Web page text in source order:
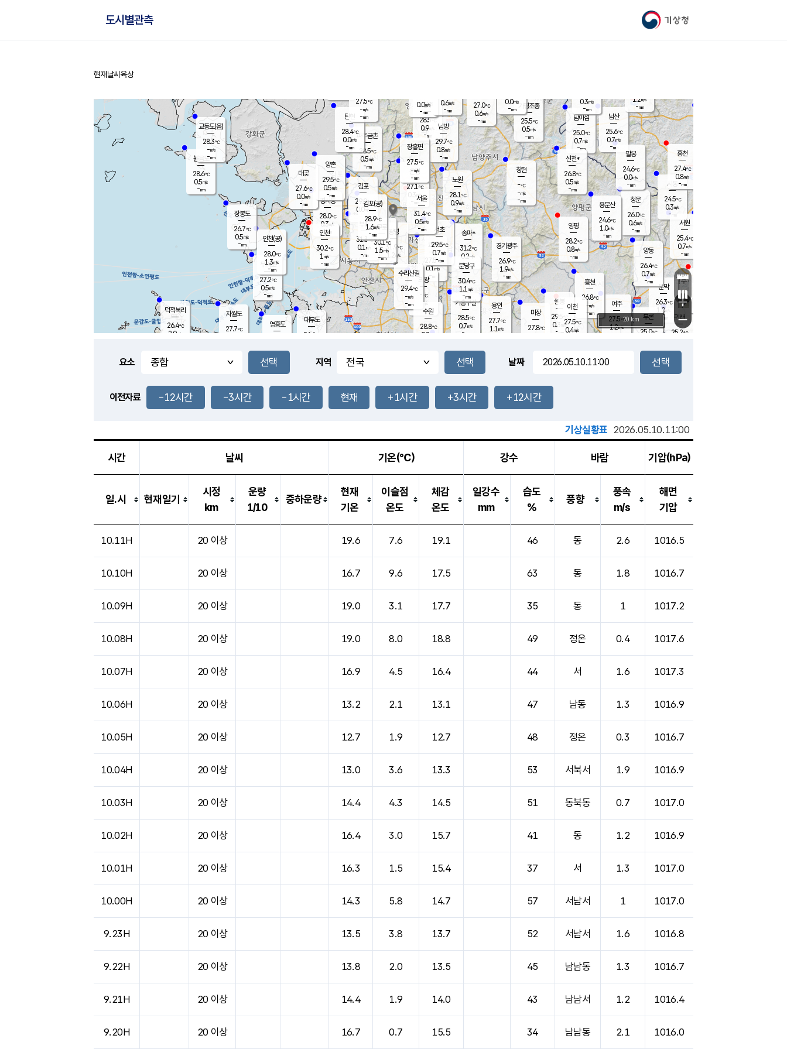
기상청
도시별관측
홈
현재날씨 육상
풍도
0.1m/s
문막
26.3℃
1.0m/s
mm
남이섬
25.0℃
0.7m/s
-mm
무의도
27.2℃
0.5m/s
-mm
영흥도
볼음도
28.6℃
0.5m/s
-mm
자월도
27.7℃
양주
28.5℃
0.9
-mm
부론
25.0℃
과천
27.5℃
0.1m/s
- mm
남산
25.6℃
0.7m/s
-mm
장봉도
26.7℃
0.5m/s
-mm
-mm
청운
26.0℃
0.6m/s
-mm
팔봉
24.6℃
0.0m/s
-mm
-mm
용인
27.7℃
1.1 m/s
여주
27.5℃
1.2m/s
양동
26.4℃
0.7m/s
-mm
경기광주
26.9℃
1.9m/s
-mm
장호원
0.3m/s
-mm
26.7
℃
대부도
26.6
-
경서동
28.0℃
0.3 m/s
-mm
파주금촌
28.5℃
0.5m/s
-mm
가평조종
25.5℃
0.5m/s
-mm
27.0℃
0.6m/s
-mm
대곶
27.6℃
0.0m/s
-mm
신천*
26.8℃
0.5m/s
-mm
창현
-℃
-m/s
-mm
탄현
28.4℃
0.0m/s
-mm
0.0m/s
-mm
29.5℃
1.5m/s
-mm
흥천
26.8℃
-m/s
-mm
마장
27.8℃
의왕
- ℃
m/s
mm
김포
29.0℃
0.0 m/s
mm
설봉
29.5
0.3 m/s
- mm
광명
31.9 ℃
1.2 m/s
-mm
부천
31.3℃
0.1 m/s
-mm
-mm
양촌
29.5℃
0.5m/s
-mm
구로
30.1℃
1.5m/s
-mm
은평
27.1℃
0.3 m/s
- mm
노원
28.1℃
0.9m/s
-mm
송파*
31.2℃
0.2m/s
-mm
서초
29.5℃
0.7m/s
-mm
남방
29.7℃
0.8m/s
-mm
기흥구갈
28.5℃
0.7m/s
-
수리산길
29.4℃
-m/s
-mm
분당구
30.4℃
1.1 m/s
-mm
장흥면
27.5℃
-m/s
-mm
0.0m/s
-mm
시동
24.5℃
0.3m/s
- mm
귀래
25.2℃
서원
25.4℃
0.7m/s
-mm
용문산
24.6℃
1.0m/s
-mm
덕적북리
26.4℃
2.0m/s
인천(공)
28.0℃
1.3m/s
-mm
김포(공)
28.9℃
1.6m/s
-mm
교동도(음)
28.3℃
-m/s
-mm
홍천
27.4℃
0.8m/s
-mm
이천
27.5℃
0.4m/s
양평
28.2℃
0.8m/s
-mm
수원
28.8℃
0.8 m/s
인천
30.2℃
1 m/s
-mm
서울
31.4℃
0.5m/s
-mm
1.2m/s
-mm
27.5℃
-m/s
-mm
0.6m/s
-mm
+
−
20 km
요소 지역 날짜
이전자료 -12시간 -3시간 -1시간 현재 +1시간 +3시간 +12시간
기상실황표 2026.05.10.11:00
시간 날씨 기온(℃) 강수 바람 기압(hPa)
일.시 현재일기
시정
km
운량
1/10
중하운량
현재
기온
이슬점
온도
체감
온도
일강수
mm
습도
%
풍향
풍속
m/s
해면
기압
10.11H 20 이상 19.6 7.6 19.1 46 동 2.6 1016.5
10.10H 20 이상 16.7 9.6 17.5 63 동 1.8 1016.7
10.09H 20 이상 19.0 3.1 17.7 35 동 1 1017.2
10.08H 20 이상 19.0 8.0 18.8 49 정온 0.4 1017.6
10.07H 20 이상 16.9 4.5 16.4 44 서 1.6 1017.3
10.06H 20 이상 13.2 2.1 13.1 47 남동 1.3 1016.9
10.05H 20 이상 12.7 1.9 12.7 48 정온 0.3 1016.7
10.04H 20 이상 13.0 3.6 13.3 53 서북서 1.9 1016.9
10.03H 20 이상 14.4 4.3 14.5 51 동북동 0.7 1017.0
10.02H 20 이상 16.4 3.0 15.7 41 동 1.2 1016.9
10.01H 20 이상 16.3 1.5 15.4 37 서 1.3 1017.0
10.00H 20 이상 14.3 5.8 14.7 57 서남서 1 1017.0
9.23H 20 이상 13.5 3.8 13.7 52 서남서 1.6 1016.8
9.22H 20 이상 13.8 2.0 13.5 45 남남동 1.3 1016.7
9.21H 20 이상 14.4 1.9 14.0 43 남남서 1.2 1016.4
9.20H 20 이상 16.7 0.7 15.5 34 남남동 2.1 1016.0